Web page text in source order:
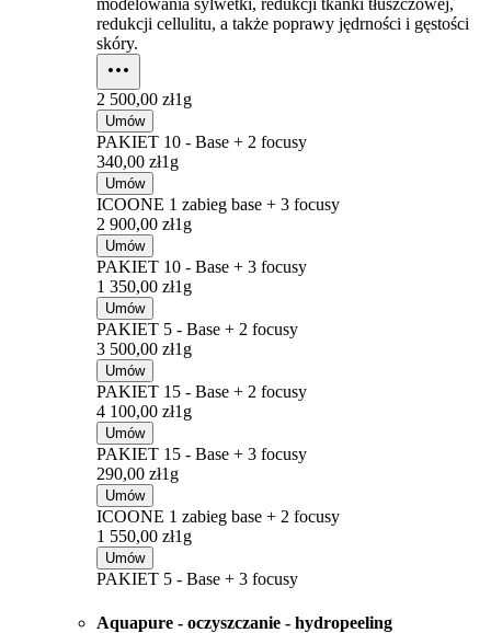
modelowania sylwetki, redukcji tkanki tłuszczowej,
redukcji cellulitu, a także poprawy jędrności i gęstości
skóry.
2 500,00 zł1g
Umów
PAKIET 10 - Base + 2 focusy
340,00 zł1g
Umów
ICOONE 1 zabieg base + 3 focusy
2 900,00 zł1g
Umów
PAKIET 10 - Base + 3 focusy
1 350,00 zł1g
Umów
PAKIET 5 - Base + 2 focusy
3 500,00 zł1g
Umów
PAKIET 15 - Base + 2 focusy
4 100,00 zł1g
Umów
PAKIET 15 - Base + 3 focusy
290,00 zł1g
Umów
ICOONE 1 zabieg base + 2 focusy
1 550,00 zł1g
Umów
PAKIET 5 - Base + 3 focusy
Aquapure - oczyszczanie - hydropeeling